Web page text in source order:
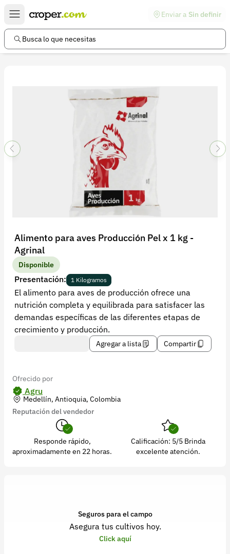
Enviar a Sin definir
Busca lo que necesitas
Alimento para aves Producción Pel x 1 kg -
Agrinal
Disponible
Presentación: 1 Kilogramos
El alimento para aves de producción ofrece una
nutrición completa y equilibrada para satisfacer las
demandas específicas de las diferentes etapas de
crecimiento y producción.
Agregar a lista Compartir
Ofrecido por
Agru
Medellín, Antioquia, Colombia
Reputación del vendedor
Responde rápido,
aproximadamente en 22 horas.
Calificación: 5/5 Brinda
excelente atención.
Seguros para el campo
Asegura tus cultivos hoy.
Click aquí
Enlaces de interés
Preguntas frecuentes
Información legal
Política de privacidad
Recuperar contraseña
Contacto
Soporte
+57 323 2931928
contacto@croper.com
© 2026 Croper.com Todos los derechos reservados